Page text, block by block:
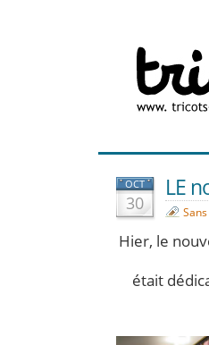
OCT
30
LE
Hier, le
était